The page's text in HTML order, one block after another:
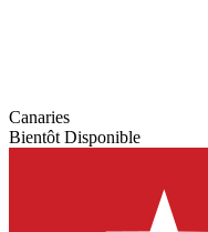
Canaries
Bientôt Disponible